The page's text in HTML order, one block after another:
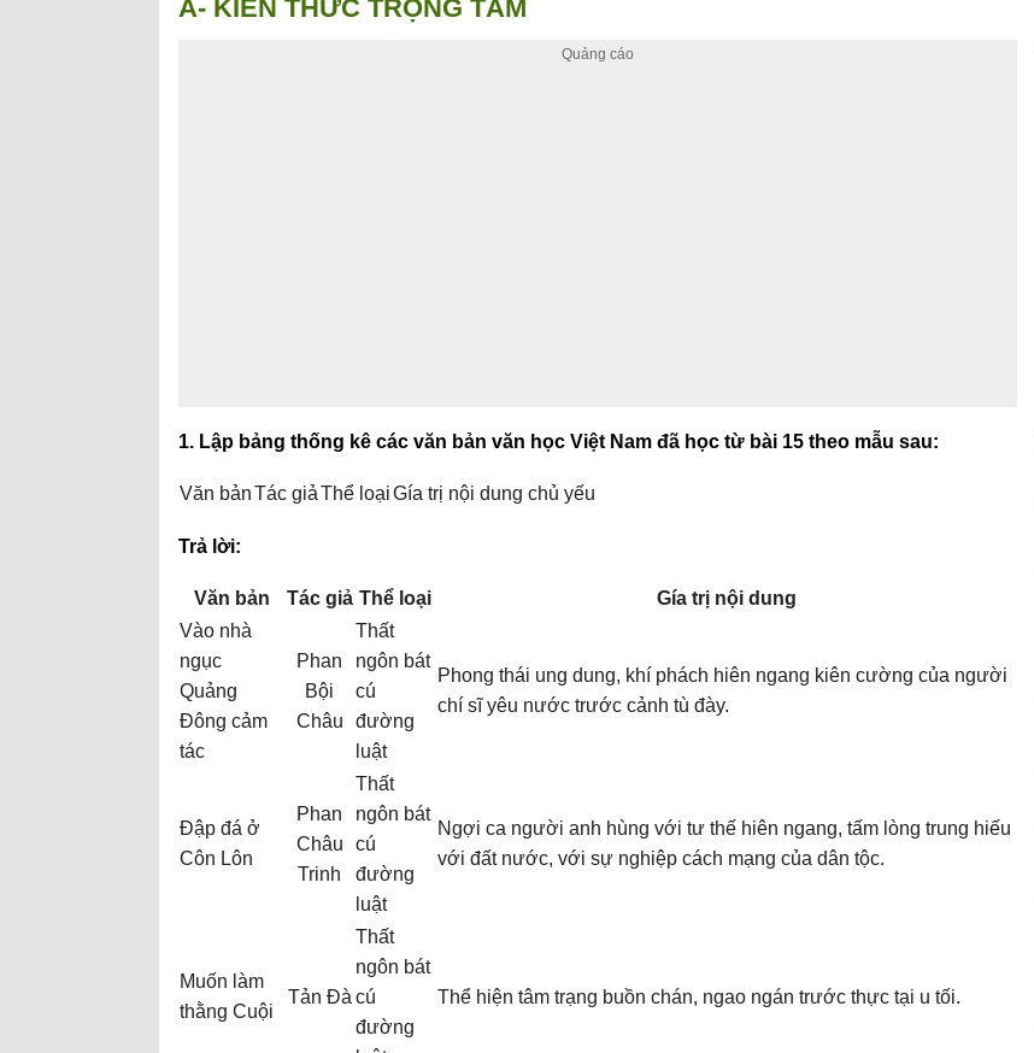
A- KIẾN THỨC TRỌNG TÂM
1. Lập bảng thống kê các văn bản văn học Việt Nam đã học từ bài 15 theo mẫu sau:
Văn bảnTác giảThể loạiGía trị nội dung chủ yếu
Trả lời:
Văn bản Tác giả Thể loại
Gía trị nội dung
Vào nhà
ngục
Quảng
Đông cảm
tác
Phan
Bội
Châu
Thất
ngôn bát
cú
đường
luật
Phong thái ung dung, khí phách hiên ngang kiên cường của người
chí sĩ yêu nước trước cảnh tù đày.
Đập đá ở
Côn Lôn
Phan
Châu
Trinh
Thất
ngôn bát
cú
đường
luật
Ngợi ca người anh hùng với tư thế hiên ngang, tấm lòng trung hiếu
với đất nước, với sự nghiệp cách mạng của dân tộc.
Muốn làm
thằng Cuội
Tản Đà
Thất
ngôn bát
cú
đường
Thể hiện tâm trạng buồn chán, ngao ngán trước thực tại u tối.